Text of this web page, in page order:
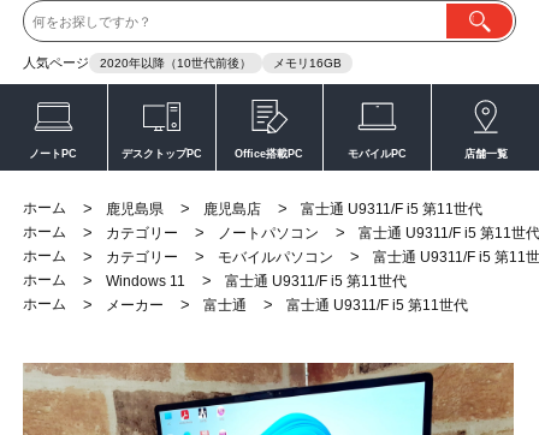
人気ページ 2020年以降（10世代前後） メモリ16GB
ノートPC デスクトップPC Office搭載PC モバイルPC 店舗一覧
ホーム > 鹿児島県 > 鹿児島店 >
富士通 U9311/F i5 第11世代
ホーム
> カテゴリー > ノートパソコン >
富士通 U9311/F i5 第11世代
ホーム
> カテゴリー > モバイルパソコン >
富士通 U9311/F i5 第11
ホーム
> Windows 11 >
富士通 U9311/F i5 第11世代
ホーム
> メーカー > 富士通 > 富士通 U9311/F i5 第11世代